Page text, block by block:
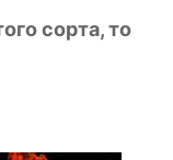
сорта, то